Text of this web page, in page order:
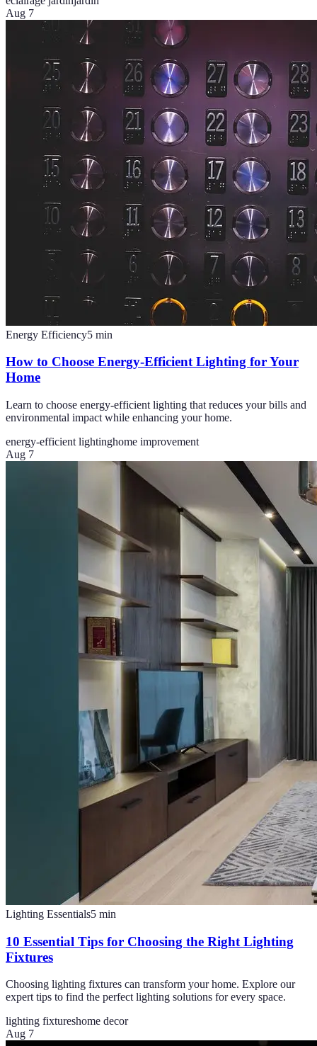
Aug 7
Energy Efficiency5 min
How to Choose Energy-Efficient Lighting for Your
Home
Learn to choose energy-efficient lighting that reduces your bills and
environmental impact while enhancing your home.
energy-efficient lightinghome improvement
Aug 7
Lighting Essentials5 min
10 Essential Tips for Choosing the Right Lighting
Fixtures
Choosing lighting fixtures can transform your home. Explore our
expert tips to find the perfect lighting solutions for every space.
lighting fixtureshome decor
Aug 7